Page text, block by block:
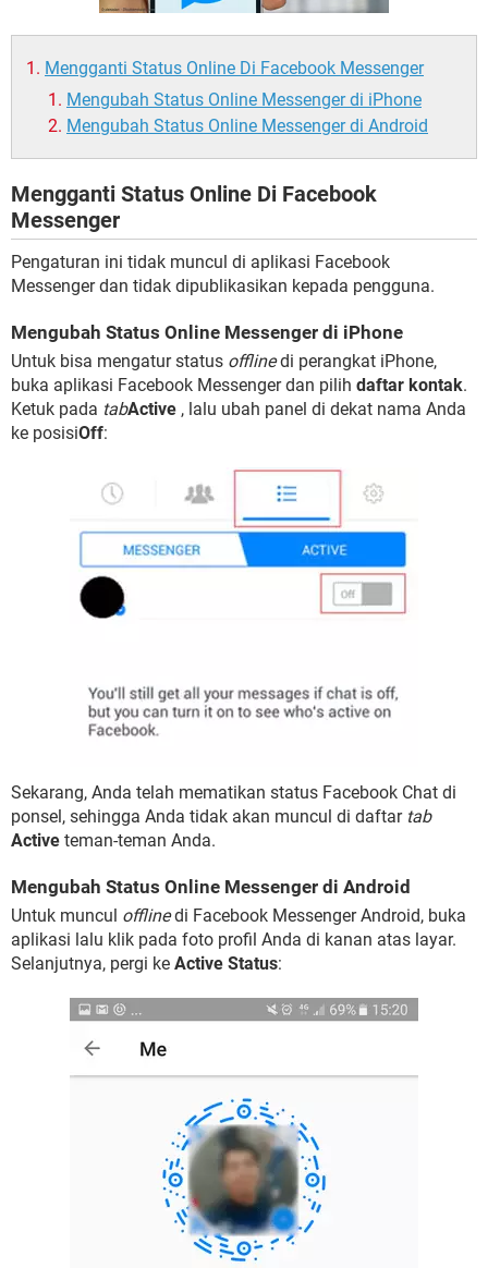
Mengganti Status Online Di Facebook Messenger
Mengubah Status Online Messenger di iPhone
Mengubah Status Online Messenger di Android
Mengganti Status Online Di Facebook
Messenger
Pengaturan ini tidak muncul di aplikasi Facebook
Messenger dan tidak dipublikasikan kepada pengguna.
Mengubah Status Online Messenger di iPhone
Untuk bisa mengatur status offlinedi perangkat iPhone,
buka aplikasi Facebook Messenger dan pilih daftar kontak.
Ketuk pada tabActive , lalu ubah panel di dekat nama Anda
ke posisiOff:
Sekarang, Anda telah mematikan status Facebook Chat di
ponsel, sehingga Anda tidak akan muncul di daftar tab
Active teman-teman Anda.
Mengubah Status Online Messenger di Android
Untuk muncul offlinedi Facebook Messenger Android, buka
aplikasi lalu klik pada foto profil Anda di kanan atas layar.
Selanjutnya, pergi ke Active Status: